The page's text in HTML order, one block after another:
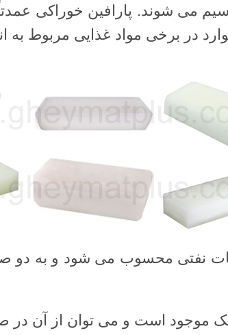
می شوند. پارافین خوراکی
در برخی مواد غذایی مربوط به
نفتی محسوب می شود و به دو
موجود است و می توان از آن در